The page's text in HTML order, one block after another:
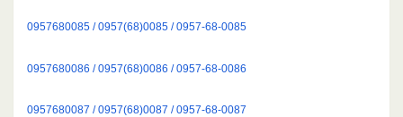
0957680085 / 0957(68)0085 / 0957-68-0085
0957680086 / 0957(68)0086 / 0957-68-0086
0957680087 / 0957(68)0087 / 0957-68-0087